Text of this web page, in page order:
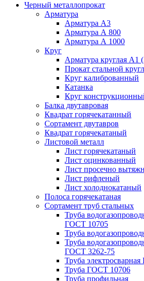
Черный металлопрокат
Арматура
Арматура А3
Арматура А 800
Арматура А 1000
Круг
Арматура круглая А1
Прокат стальной
Круг калиброванный
Катанка
Круг
Балка двутавровая
Квадрат горячекатанный
Сортамент двутавров
Квадрат горячекатаный
Листовой металл
Лист горячекатаный
Лист оцинкованный
Лист просечно
Лист рифленый
Лист холоднокатаный
Полоса горячекатаная
Сортамент труб стальных
Труба
ГОСТ 10705
Труба
Труба
ГОСТ 3262-75
Труба
Труба ГОСТ 10706
Труба профильная